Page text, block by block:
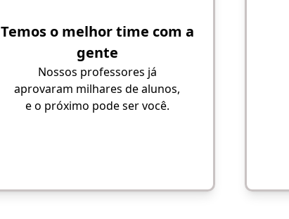
Temos o melhor time com a
gente
Nossos professores já
aprovaram milhares de alunos,
e o próximo pode ser você.